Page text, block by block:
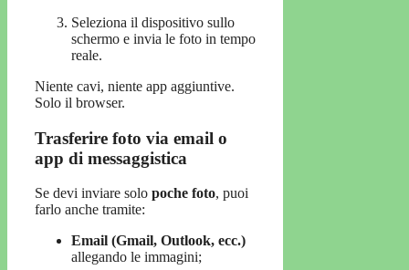
Seleziona il dispositivo sullo
schermo e invia le foto in tempo
reale.
Niente cavi, niente app aggiuntive.
Solo il browser.
Trasferire foto via email o
app di messaggistica
Se devi inviare solo poche foto, puoi
farlo anche tramite:
Email (Gmail, Outlook, ecc.)
allegando le immagini;